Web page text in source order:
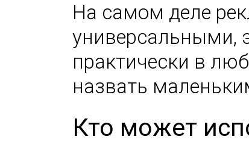
На самом деле
универсальными,
практически в
назвать
Кто может